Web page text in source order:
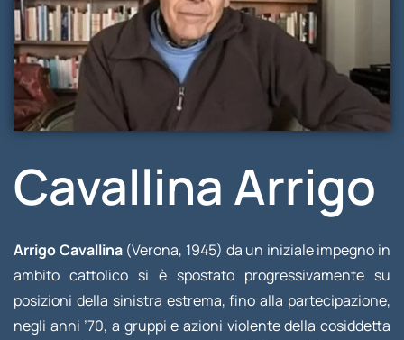
Cavallina Arrigo
Arrigo Cavallina(Verona, 1945) da un iniziale impegno in
ambito cattolico si è spostato progressivamente su
posizioni della sinistra estrema, fino alla partecipazione,
negli anni ’70, a gruppi e azioni violente della cosiddetta